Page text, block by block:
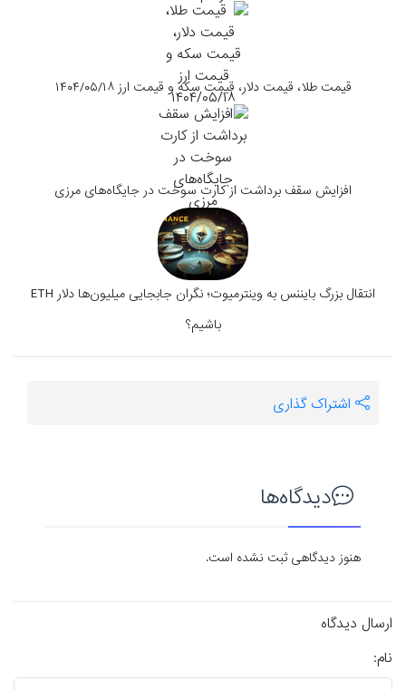
قیمت طلا، قیمت دلار، قیمت سکه و قیمت ارز ۱۴۰۴/۰۵/۱۸
افزایش سقف برداشت از کارت سوخت در جایگاه‌های مرزی
انتقال بزرگ بایننس به وینترمیوت؛ نگران جابجایی میلیون‌ها دلار ETH
باشیم؟
اشتراک گذاری
دیدگاه‌ها
هنوز دیدگاهی ثبت نشده است.
ارسال دیدگاه
نام: